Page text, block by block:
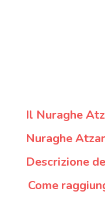
Il Nuraghe
Nuraghe
Descrizione
Come